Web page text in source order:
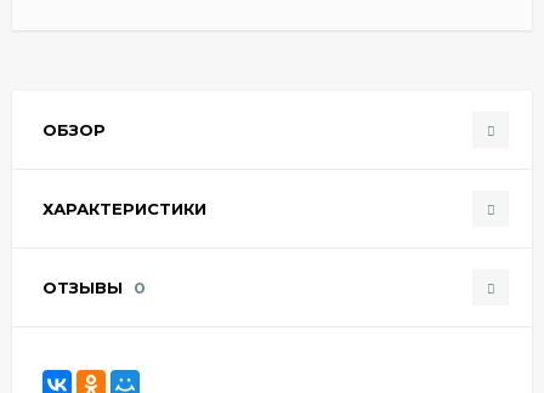
ОБЗОР
ХАРАКТЕРИСТИКИ
ОТЗЫВЫ 0